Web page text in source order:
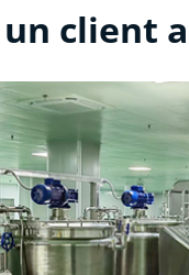
client